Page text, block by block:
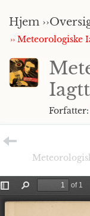
Hjem ››
›› Meteorologiske
Forfatter: